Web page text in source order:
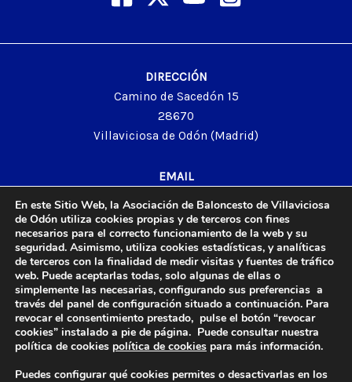
DIRECCIÓN
Camino de Sacedón 15
28670
Villaviciosa de Odón (Madrid)
EMAIL
TELÉFONO
916 657 426
© 2024 Agrupación Baloncesto de Villaviciosa de Odón.
Aviso Legal
Política de Privacidad
En este Sitio Web, la Asociación de Baloncesto de Villaviciosa
de Odón utiliza cookies propias y de terceros con fines
necesarios para el correcto funcionamiento de la web y su
seguridad. Asimismo, utiliza cookies estadísticas, y analíticas
de terceros con la finalidad de medir visitas y fuentes de tráfico
web. Puede aceptarlas todas, solo algunas de ellas o
simplemente las necesarias, configurando sus preferencias a
través del panel de configuración situado a continuación. Para
revocar el consentimiento prestado, pulse el botón “revocar
cookies” instalado a pie de página. Puede consultar nuestra
política de cookies política de cookies para más información.
Puedes configurar qué cookies permites o desactivarlas en los